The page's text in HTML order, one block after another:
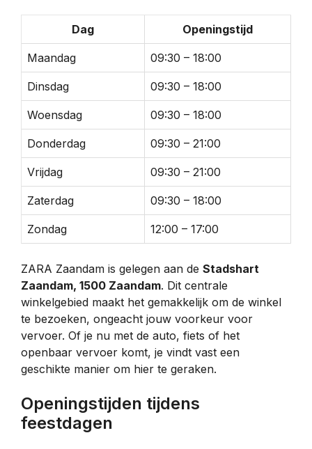
Dag Openingstijd
Maandag 09:30 – 18:00
Dinsdag 09:30 – 18:00
Woensdag 09:30 – 18:00
Donderdag 09:30 – 21:00
Vrijdag 09:30 – 21:00
Zaterdag 09:30 – 18:00
Zondag 12:00 – 17:00
ZARA Zaandam is gelegen aan de Stadshart
Zaandam, 1500 Zaandam. Dit centrale
winkelgebied maakt het gemakkelijk om de winkel
te bezoeken, ongeacht jouw voorkeur voor
vervoer. Of je nu met de auto, fiets of het
openbaar vervoer komt, je vindt vast een
geschikte manier om hier te geraken.
Openingstijden tijdens
feestdagen